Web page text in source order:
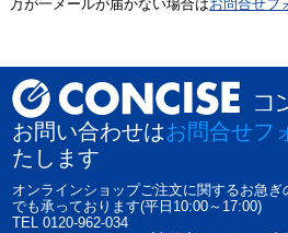
万が一メールが届かない場合はお問合せフ
お問い合わせはお問合せフ
たします
オンラインショップご注文に関するお急
でも承っております(平日10:00～17:00)
TEL 0120-962-034